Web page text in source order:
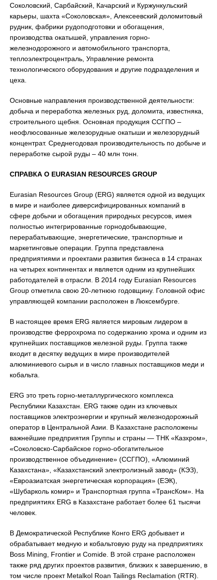
Соколовский, Сарбайский, Качарский и Куржункульский
карьеры, шахта «Соколовская», Алексеевский доломитовый
рудник, фабрики рудоподготовки и обогащения,
производства окатышей, управления горно-
железнодорожного и автомобильного транспорта,
теплоэлектроцентраль, Управление ремонта
технологического оборудования и другие подразделения и
цеха.
Основные направления производственной деятельности:
добыча и переработка железных руд, доломита, известняка,
строительного щебня. Основная продукция ССГПО –
неофлюсованные железорудные окатыши и железорудный
концентрат. Среднегодовая производительность по добыче и
переработке сырой руды – 40 млн тонн.
СПРАВКА О EURASIAN RESOURCES GROUP
Eurasian Resources Group (ERG) является одной из ведущих
в мире и наиболее диверсифицированных компаний в
сфере добычи и обогащения природных ресурсов, имея
полностью интегрированные горнодобывающие,
перерабатывающие, энергетические, транспортные и
маркетинговые операции. Группа представлена
предприятиями и проектами развития бизнеса в 14 странах
на четырех континентах и является одним из крупнейших
работодателей в отрасли. В 2014 году Eurasian Resources
Group отметила свою 20-летнюю годовщину. Головной офис
управляющей компании расположен в Люксембурге.
В настоящее время ERG является мировым лидером в
производстве феррохрома по содержанию хрома и одним из
крупнейших поставщиков железной руды. Группа также
входит в десятку ведущих в мире производителей
алюминиевого сырья и в число главных поставщиков меди и
кобальта.
ERG это треть горно-металлургического комплекса
Республики Казахстан. ERG также один из ключевых
поставщиков электроэнергии и крупный железнодорожный
оператор в Центральной Азии. В Казахстане расположены
важнейшие предприятия Группы и страны — ТНК «Казхром»,
«Соколовско-Сарбайское горно-обогатительное
производственное объединение» (ССГПО), «Алюминий
Казахстана», «Казахстанский электролизный завод» (КЭЗ),
«Евроазиатская энергетическая корпорация» (ЕЭК),
«Шубарколь комир» и Транспортная группа «ТрансКом». На
предприятиях ERG в Казахстане работает более 61 тысячи
человек.
В Демократической Республике Конго ERG добывает и
обрабатывает медную и кобальтовую руду на предприятиях
Boss Mining, Frontier и Comide. В этой стране расположен
также ряд других проектов развития, близких к завершению, в
том числе проект Metalkol Roan Tailings Reclamation (RTR).